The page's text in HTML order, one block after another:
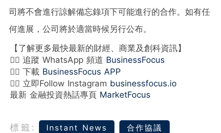
司將不會進行諒解備忘錄項下可能進行的合作。如有任
何進展，公司將於適當時候另行公布。
【了解更多最快最新的財經、商業及創科資訊】
👉🏻 追蹤 WhatsApp 頻道 BusinessFocus
👉🏻 下載 BusinessFocus APP
👉🏻 立即Follow Instagram businessfocus.io
最新 金融投資熱話專頁 MarketFocus
標籤: Instant News
合作協議